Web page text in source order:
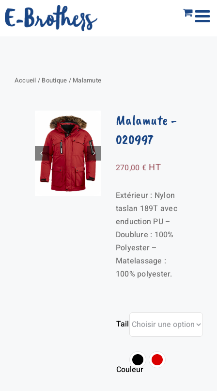
Passer
au
Accueil / Boutique / Malamute
Malamute -
020997
270,00 € HT
Extérieur : Nylon
taslan 189T avec
enduction PU –
Doublure : 100%
Polyester –
Matelassage :
100% polyester.
Taille
Couleur